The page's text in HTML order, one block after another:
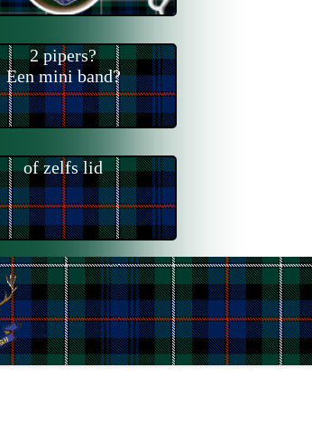
2 pipers?
Een mini band?
of zelfs lid